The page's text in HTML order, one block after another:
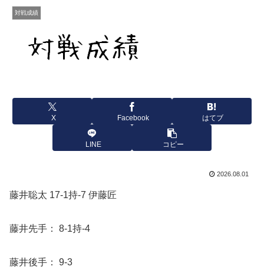
対戦成績
X Facebook はてブ
LINE コピー
2026.08.01
藤井聡太 17-1持-7 伊藤匠
藤井先手： 8-1持-4
藤井後手： 9-3